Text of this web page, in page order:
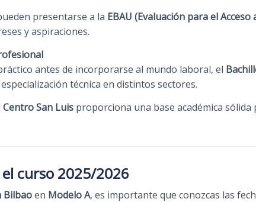
presentarse a la EBAU (Evaluación para el
y aspiraciones.
antes de incorporarse al mundo laboral, el
técnica en distintos sectores.
Centro San Luis proporciona una base académica
curso 2025/2026
Bilbaoen Modelo A, es importante que conozcas las